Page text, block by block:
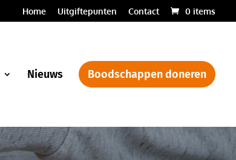
Home Uitgiftepunten Contact 0 items
Nieuws Boodschappen doneren